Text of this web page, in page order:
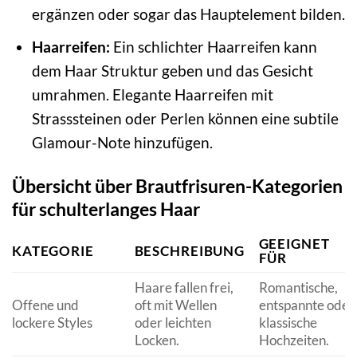
ergänzen oder sogar das Hauptelement bilden.
Haarreifen: Ein schlichter Haarreifen kann
dem Haar Struktur geben und das Gesicht
umrahmen. Elegante Haarreifen mit
Strasssteinen oder Perlen können eine subtile
Glamour-Note hinzufügen.
Übersicht über Brautfrisuren-Kategorien
für schulterlanges Haar
KATEGORIE BESCHREIBUNG
GEEIGNET
FÜR
Offene und
lockere Styles
Haare fallen frei,
oft mit Wellen
oder leichten
Locken.
Romantische,
entspannte oder
klassische
Hochzeiten.